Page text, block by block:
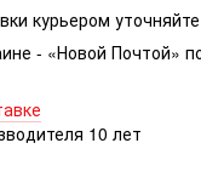
курьером
- «Новой Почтой»
10 лет